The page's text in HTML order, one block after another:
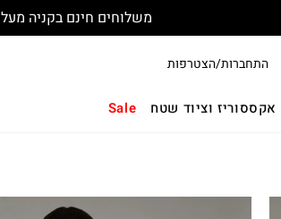
משלוחים חינם בקניה מעל 249 ש"ח
התחברות/הצטרפות
אקססוריז וציוד שטח Sale